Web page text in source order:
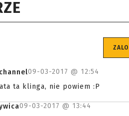
09-03-2017 @ 12:54
ta klinga, nie powiem :P
09-03-2017 @ 13:44